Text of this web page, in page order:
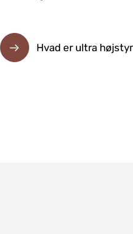
Hvad er ultra